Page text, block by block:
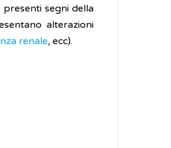
segni della
alterazioni
renale, ecc).